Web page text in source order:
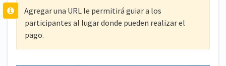
Agregar una URL le permitirá guiar a los
participantes al lugar donde pueden realizar el
pago.